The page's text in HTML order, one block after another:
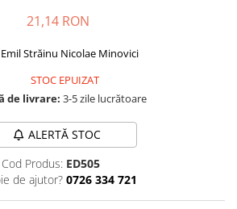
21,14 RON
Emil Străinu Nicolae Minovici
STOC EPUIZAT
de livrare: 3-5 zile lucrătoare
ALERTĂ STOC
Cod Produs: ED505
de ajutor? 0726 334 721